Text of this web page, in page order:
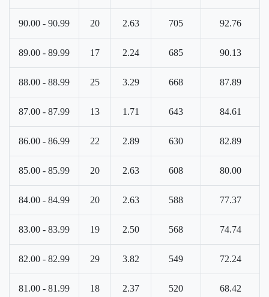
90.00 - 90.99 20 2.63 705 92.76
89.00 - 89.99 17 2.24 685 90.13
88.00 - 88.99 25 3.29 668 87.89
87.00 - 87.99 13 1.71 643 84.61
86.00 - 86.99 22 2.89 630 82.89
85.00 - 85.99 20 2.63 608 80.00
84.00 - 84.99 20 2.63 588 77.37
83.00 - 83.99 19 2.50 568 74.74
82.00 - 82.99 29 3.82 549 72.24
81.00 - 81.99 18 2.37 520 68.42